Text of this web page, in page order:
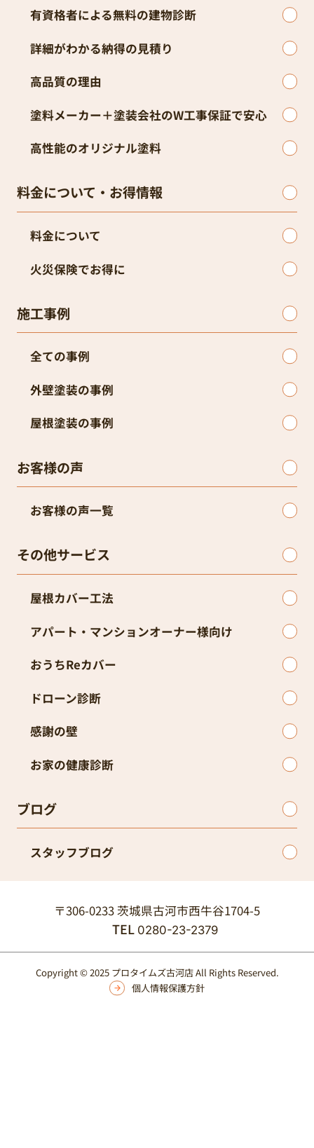
有資格者による無料の建物診断
詳細がわかる納得の見積り
高品質の理由
塗料メーカー＋塗装会社のW工事保証で安心
高性能のオリジナル塗料
料金について・お得情報
料金について
火災保険でお得に
施工事例
全ての事例
外壁塗装の事例
屋根塗装の事例
お客様の声
お客様の声一覧
その他サービス
屋根カバー工法
アパート・マンションオーナー様向け
おうちReカバー
ドローン診断
感謝の壁
お家の健康診断
ブログ
スタッフブログ
〒306-0233 茨城県古河市西牛谷1704-5
TEL 0280-23-2379
Copyright © 2025 プロタイムズ古河店 All Rights Reserved.
個人情報保護方針